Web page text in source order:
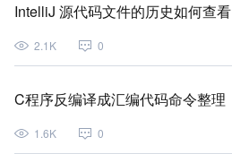
IntelliJ 源代码文件的历史如何查看
2.1K 0
C程序反编译成汇编代码命令整理
1.6K 0